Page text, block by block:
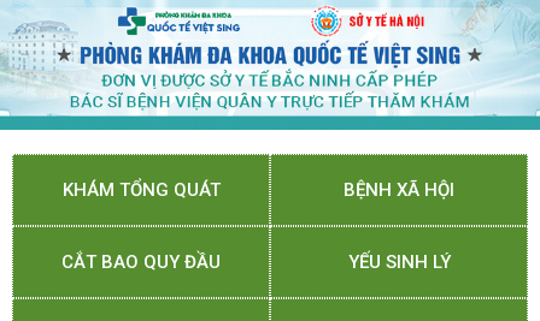
KHÁM TỔNG QUÁT BỆNH XÃ HỘI
CẮT BAO QUY ĐẦU YẾU SINH LÝ